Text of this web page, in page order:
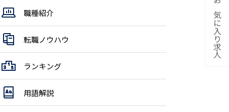
職種紹介
転職ノウハウ
ランキング
用語解説
お気に入り求人